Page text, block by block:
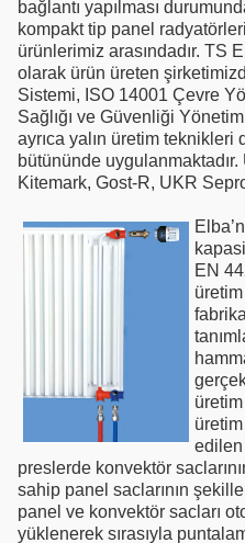
bağlantı yapılması
kompakt tip panel
ürünlerimiz arasındadır. TS
olarak ürün üreten
Sistemi, ISO 14001 Çevre
Sağlığı ve Güvenliği
ayrıca yalın üretim teknikleri
bütününde
Kitemark, Gost-R, UKR
EN
edilen
preslerde konvektör
sahip panel saclarının
panel ve konvektör sacları
yüklenerek sırasıyla